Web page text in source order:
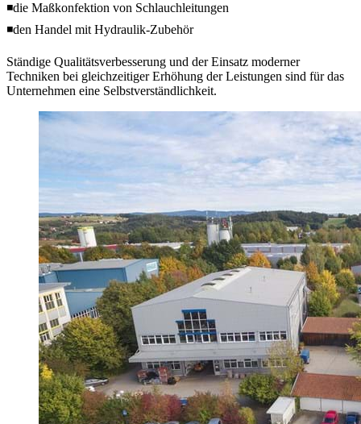
◾die Maßkonfektion von Schlauchleitungen
◾den Handel mit Hydraulik-Zubehör
Ständige Qualitätsverbesserung und der Einsatz moderner
Techniken bei gleichzeitiger Erhöhung der Leistungen sind für das
Unternehmen eine Selbstverständlichkeit.